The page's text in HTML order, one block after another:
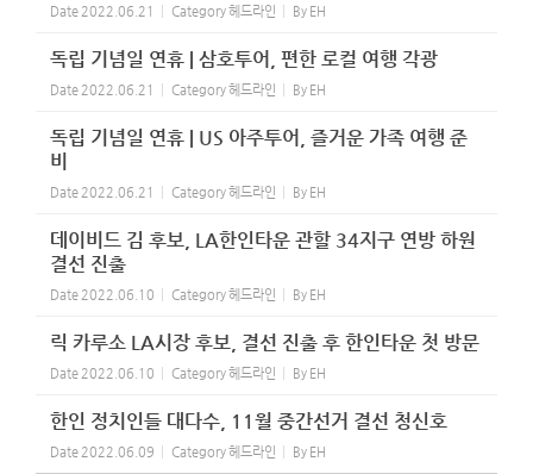
Date 2022.06.21 Category헤드라인 By EH
독립 기념일 연휴 | 삼호투어, 편한 로컬 여행 각광
Date 2022.06.21 Category헤드라인 By EH
독립 기념일 연휴 | US 아주투어, 즐거운 가족 여행 준
비
Date 2022.06.21 Category헤드라인 By EH
데이비드 김 후보, LA한인타운 관할 34지구 연방 하원
결선 진출
Date 2022.06.10 Category헤드라인 By EH
릭 카루소 LA시장 후보, 결선 진출 후 한인타운 첫 방문
Date 2022.06.10 Category헤드라인 By EH
한인 정치인들 대다수, 11월 중간선거 결선 청신호
Date 2022.06.09 Category헤드라인 By EH